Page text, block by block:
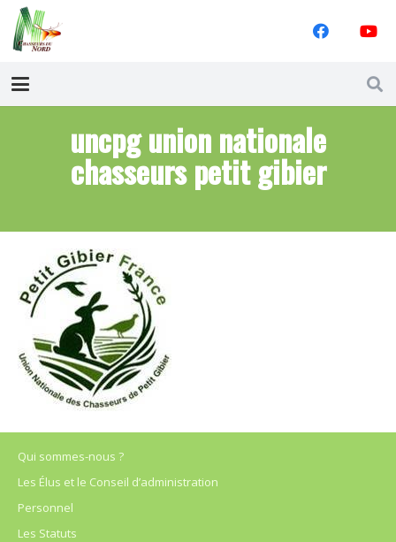
uncpg union nationale
chasseurs petit gibier
Qui sommes-nous ?
Les Élus et le Conseil d’administration
Personnel
Les Statuts